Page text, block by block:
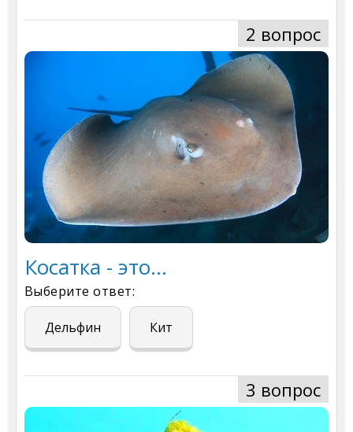
2 вопрос
Косатка - это...
Выберите ответ:
Дельфин Кит
3 вопрос